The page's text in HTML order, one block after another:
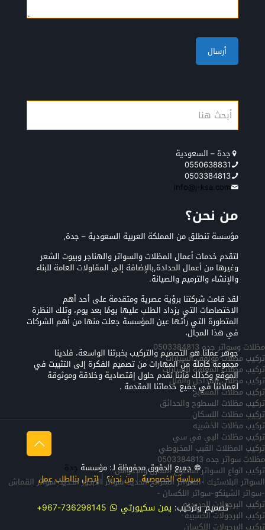
جدة – السعودية
0550638831
0503384813
info@j-ksa.com
من نحن؟
مؤسسة تنطلق من المملكة العربية السعودية – جدة,
لتقدم خدمات أعمال المظلات والسواتر والهناجر وبيوت الشعر
وغيرها من أعمال الحدادة,بالإضافة إلى المقاولات العامة للبناء
والإنشاء والترميم والصيانة.
لقد قامت شركتنا برؤية عصرية ومتقدمة على أحد أهم
الاختصاصات التي يزداد الطلب عليها يومًا بعد يوم، وتلك النظرة
المتطورة التي رأتها عين المؤسسة جعلت منها من أهم الشركات
في هذا المجال،
جوهر عملنا هو التصميم والتركيب بخبرتنا الواسعة، فلدينا
مجموعة كاملة من المهارات من تصميم الفكرة إلى التثبيت في
الموقع وكذلك فأننا نقدم حلول إقتصادية وخلاقة وموثوقة
لعملائنا في جميع خدماتنا المقدمة .
© جميع الحقوق محفوظة لـ: مؤسسة جدة
اطلب عملإتصل بنا من نحن؟ سياسة الخصوصية
تصميم وتركيب: يمن سكيورتي
مظلات وسواتر جده 0503384813
تركيب مظلات مواقف السيارات
تركيب مظلات المعلقه للسيارات
تركيب مظلات المداخل والفلل
تركيب مظلات المسابح
تركيب مظلات السطوح والحدائق
تركيب مظلات اللسكان
تركيب مظلات الخشبيه
تركيب مظلات البي في سي
تركيب المظلات القبب المخروطي
مظلات سواتر جده 0503384813
تركيب انواع السواتر لسطوح المنازل والاحواش
السواتر البلاستيك -السواتر الشرائح الحديد-سواتر الابجور الحديد-سواتر القماش
-سواتر الشينكو-سواتر اللكسان -
تركيب البرجولات الحديديه
تركيب البرجولات الخشبيه
تركيب البرجولات اللكسان